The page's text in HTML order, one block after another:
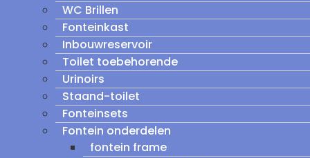
WC Brillen
Fonteinkast
Inbouwreservoir
Toilet toebehorende
Urinoirs
Staand-toilet
Fonteinsets
Fontein onderdelen
fontein frame